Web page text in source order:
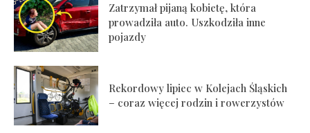
Zatrzymał pijaną kobietę, która
prowadziła auto. Uszkodziła inne
pojazdy
Rekordowy lipiec w Kolejach Śląskich
– coraz więcej rodzin i rowerzystów